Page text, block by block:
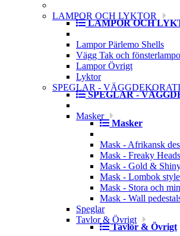
LAMPOR OCH LYKTOR
LAMPOR OCH
Lampor Pärlemo Shells
Vägg Tak och
Lampor Övrigt
Lyktor
SPEGLAR -
SPEGLAR -
Masker
Masker
Mask - Afrikansk
Mask - Freaky Heads
Mask - Gold &
Mask - Lombok style
Mask - Stora och
Mask - Wall
Speglar
Tavlor & Övrigt
Tavlor & Övrigt